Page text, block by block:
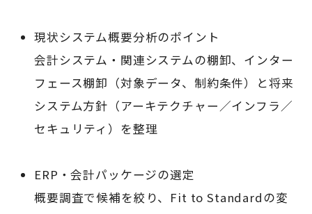
現状システム概要分析のポイント
会計システム・関連システムの棚卸、インター
フェース棚卸（対象データ、制約条件）と将来
システム方針（アーキテクチャー／インフラ／
セキュリティ）を整理
ERP・会計パッケージの選定
概要調査で候補を絞り、Fit to Standardの変